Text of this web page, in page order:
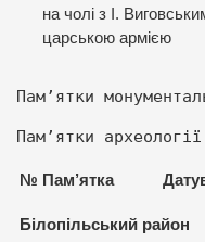
на чолі з І.
царською армією
Пам’ятки
Пам’ятки археології
№ Пам’ятка
Білопільський район